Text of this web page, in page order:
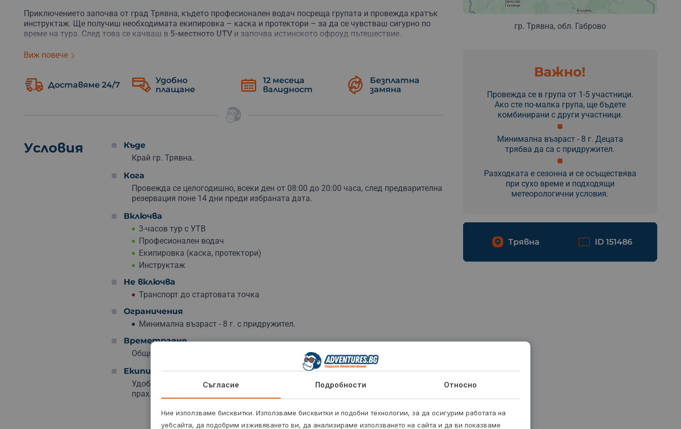
Приключението започва от град Трявна, където професионален водач посреща групата и провежда кратък
инструктаж. Ще получиш необходимата екипировка – каска и протектори – за да се чувстваш сигурно по
време на тура. След това се качваш в 5-местното UTV и започва истинското офроуд пътешествие.
Маршрутът преминава през красиви горски пътища и планински терени, а крайната цел е
и много забавление. По пътя има предвидени паузи за почивка и снимки, включително спирка при
Българка– чудесно място за кратка чай пауза, похапване и панорамни кадри.
комбинира адреналин, природа и споделени моменти с нови хора.
което трудно се забравя.
и открий дивите пътища към връх Бедек –
Виж повече
Доставяме 24/7
Удобно
плащане
12 месеца
валидност
Безплатна
замяна
Условия
Къде
Край гр. Трявна.
Кога
Провежда се целогодишно, всеки денот 08:00 до 20:00 часа,след предварителна
резервация поне 14 дни преди избраната дата.
Включва
3-часов тур с УТВ
Професионален водач
Екипировка (каска, протектори)
Инструктаж
Не включва
Транспорт до стартовата точка
Ограничения
Минимална възраст - 8 г. с придружител.
Времетраене
Общо 3 ч. (2 ч. возене и 1 ч. време за почивка и снимки).
Екипировка
Удобни дрехи и обувки, съобразени със сезона, които може да изцапаш с кал и
прах. Препоръчително е да си носиш резервни дрехи за преобличане.
гр. Трявна, обл. Габрово
Важно!
Провежда се в група от 1-5 участници.
Ако сте по-малка група, ще бъдете
комбинирани с други участници.
Минимална възраст - 8 г. Децата
трябва да са с придружител.
Разходката е сезонна и се осъществява
при сухо време и подходящи
метеорологични условия.
Трявна ID 151486
Съгласие Подробности Относно
Ние използваме бисквитки. Използваме бисквитки и подобни технологии, за да осигурим работата на
уебсайта, да подобрим изживяването ви, да анализираме използването на сайта и да ви показваме